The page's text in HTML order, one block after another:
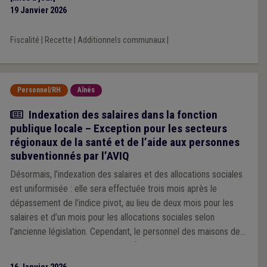
19 Janvier 2026
Fiscalité Recette Additionnels communaux|
Personnel/RH Aînés
Actualité
Indexation des salaires dans la fonction
publique locale – Exception pour les secteurs
régionaux de la santé et de l’aide aux personnes
subventionnés par l’AVIQ
Désormais, l’indexation des salaires et des allocations sociales
est uniformisée : elle sera effectuée trois mois après le
dépassement de l’indice pivot, au lieu de deux mois pour les
salaires et d’un mois pour les allocations sociales selon
l’ancienne législation. Cependant, le personnel des maisons de